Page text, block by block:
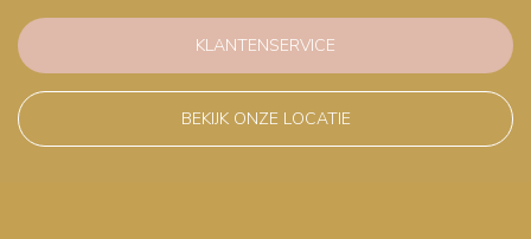
KLANTENSERVICE
BEKIJK ONZE LOCATIE